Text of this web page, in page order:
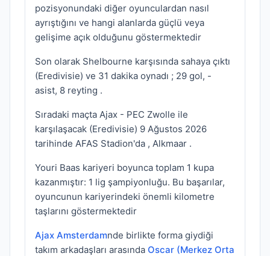
pozisyonundaki diğer oyunculardan nasıl
ayrıştığını ve hangi alanlarda güçlü veya
gelişime açık olduğunu göstermektedir
Son olarak Shelbourne karşısında sahaya çıktı
(Eredivisie) ve 31 dakika oynadı ; 29 gol, -
asist, 8 reyting .
Sıradaki maçta Ajax - PEC Zwolle ile
karşılaşacak (Eredivisie) 9 Ağustos 2026
tarihinde AFAS Stadion'da , Alkmaar .
Youri Baas kariyeri boyunca toplam 1 kupa
kazanmıştır: 1 lig şampiyonluğu. Bu başarılar,
oyuncunun kariyerindeki önemli kilometre
taşlarını göstermektedir
Ajax Amsterdamnde birlikte forma giydiği
takım arkadaşları arasında Oscar (Merkez Orta